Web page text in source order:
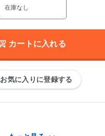
在庫なし
カートに入れる
お気に入りに登録する